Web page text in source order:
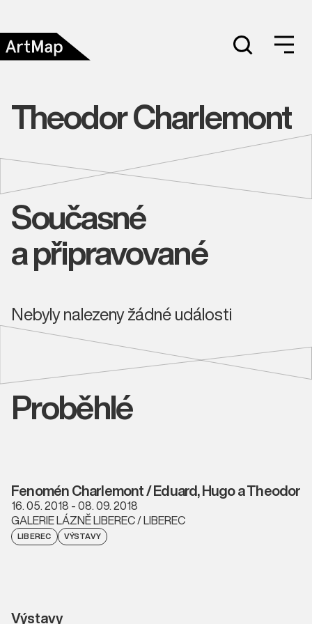
Theodor Charlemont
Současné
a připravované
Nebyly nalezeny žádné události
Proběhlé
Fenomén Charlemont / Eduard, Hugo a Theodor
16. 05. 2018 - 08. 09. 2018
GALERIE LÁZNĚ LIBEREC / LIBEREC
LIBEREC VÝSTAVY
Výstavy